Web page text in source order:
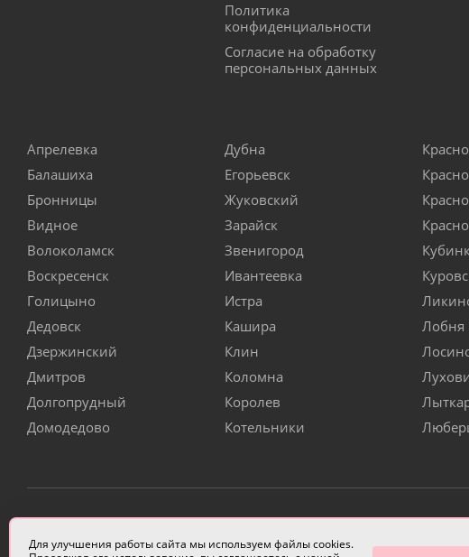
Политика
конфиденциальности
Согласие на обработку
персональных данных
Апрелевка
Балашиха
Бронницы
Видное
Волоколамск
Воскресенск
Голицыно
Дедовск
Дзержинский
Дмитров
Долгопрудный
Домодедово
Дубна
Егорьевск
Жуковский
Зарайск
Звенигород
Ивантеевка
Истра
Кашира
Клин
Коломна
Королев
Котельники
Лобня
ИП Чулкова Анастасия Александровна ИНН 331405822720 |
Для улучшения работы сайта мы используем файлы cookies.